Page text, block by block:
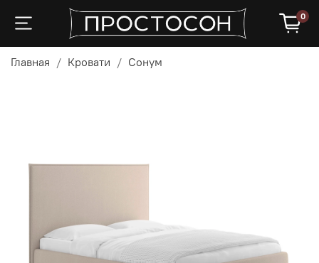
0
Главная Кровати Сонум